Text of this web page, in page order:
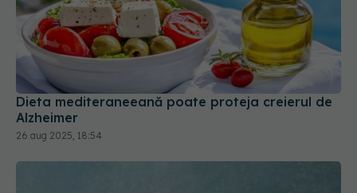
Dieta mediteraneeană poate proteja creierul de
Alzheimer
26 aug 2025, 18:54